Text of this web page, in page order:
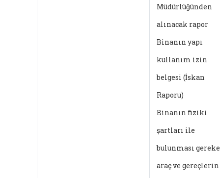
Müdürlüğünden
alınacak rapor
Binanın yapı
kullanım izin
belgesi (İskan
Raporu)
Binanın fiziki
şartları ile
bulunması
araç ve gereçlerin